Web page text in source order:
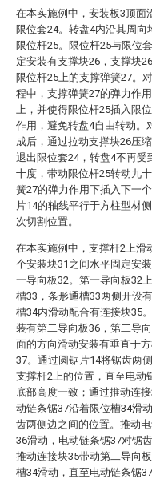
在本实施例中，安装板3顶面
限位套24。转盘4内沿其周
限位杆25。限位杆25与限位
定安装有支撑块26，支撑块
限位杆25上的支撑弹簧27。
程中，支撑弹簧27的弹力作
上，并使得限位杆25插入限
作用，避免转盘4自由转动。
成后，通过拉动支撑块26压
退出限位套24，转盘4不再
十度，带动限位杆25转动九
簧27的弹力作用下插入下一
片14的轴线平行于方柱型材
次切割位置。
在本实施例中，支撑杆2上滑
个安装块31之间水平固定安
一导向板32。第一导向板32
槽33，条形通槽33两侧开设
槽34内滑动配合有连接块35
装有第二导向板36，第二导
面的方向滑动安装有垂直于
37。通过圆锯片14将锯齿两
支撑杆2上的位置，直至电动
底部高度一致；通过推动连
动链条锯37沿着限位槽34滑
齿两侧边之间的位置。推动
36滑动，电动链条锯37对锯
推动连接块35带动第二导向
槽34滑动，直至电动链条锯